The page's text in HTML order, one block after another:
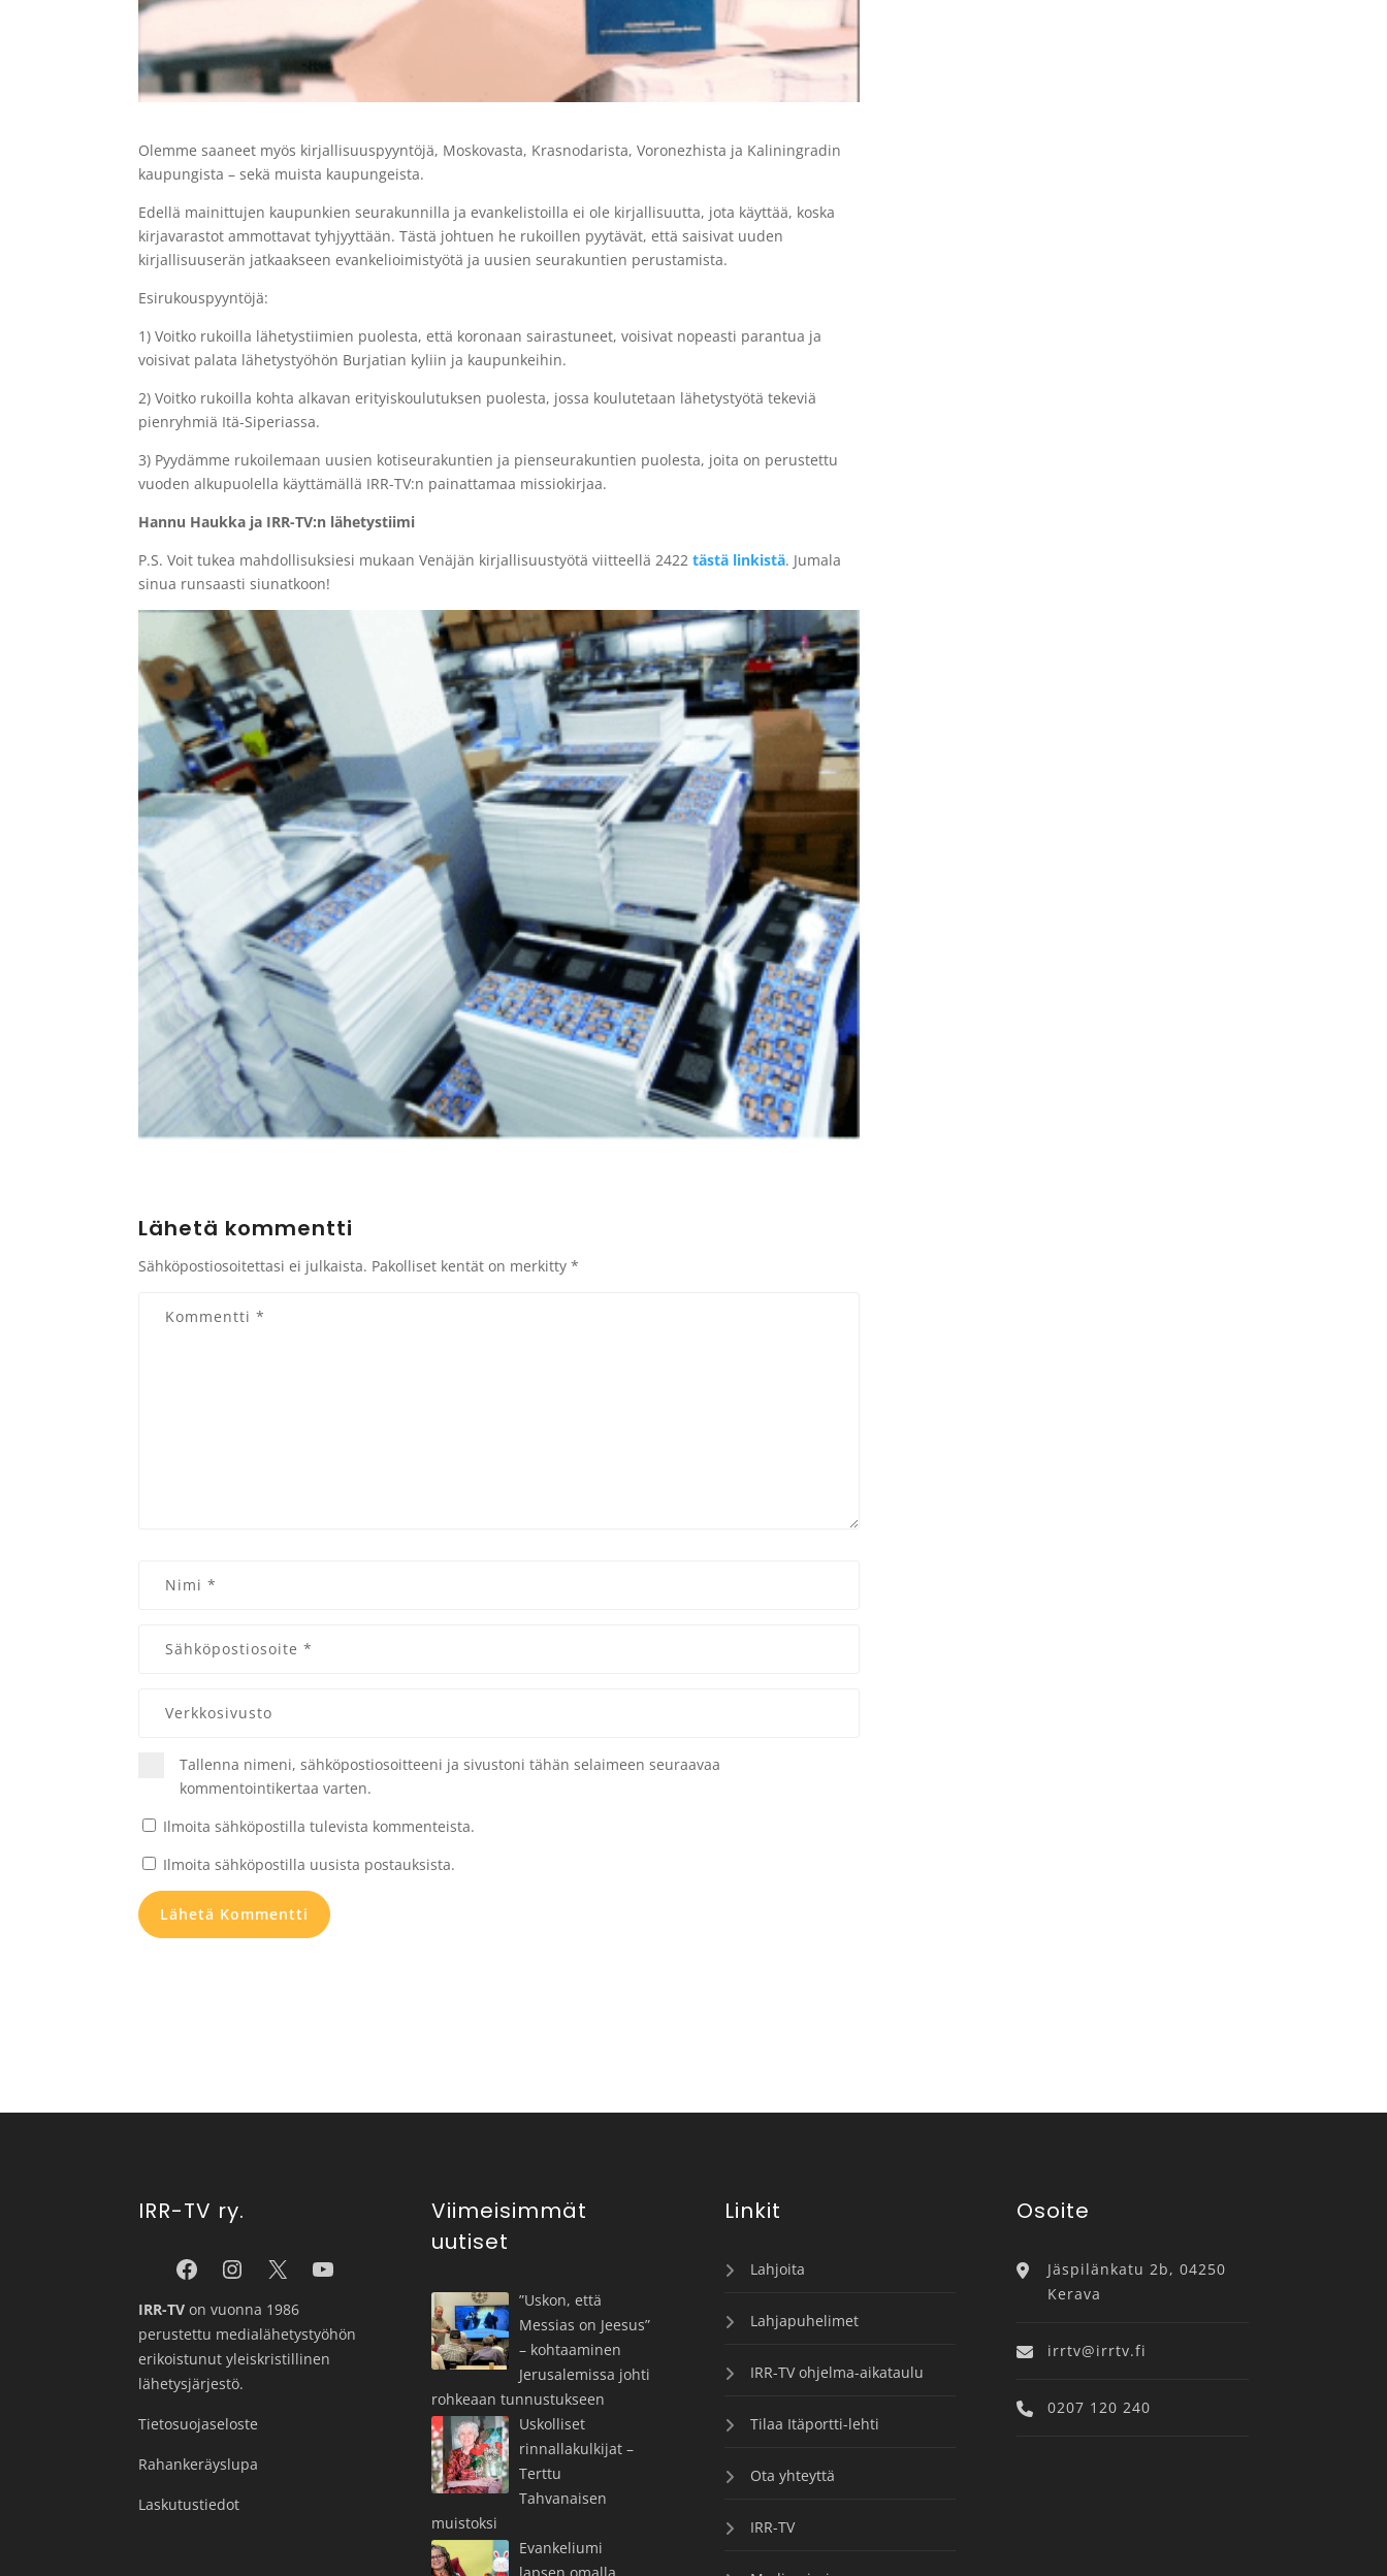
Olemme saaneet myös kirjallisuuspyyntöjä, Moskovasta, Krasnodarista, Voronezhista ja Kaliningradin
kaupungista – sekä muista kaupungeista.
Edellä mainittujen kaupunkien seurakunnilla ja evankelistoilla ei ole kirjallisuutta, jota käyttää, koska
kirjavarastot ammottavat tyhjyyttään. Tästä johtuen he rukoillen pyytävät, että saisivat uuden
kirjallisuuserän jatkaakseen evankelioimistyötä ja uusien seurakuntien perustamista.
Esirukouspyyntöjä:
1) Voitko rukoilla lähetystiimien puolesta, että koronaan sairastuneet, voisivat nopeasti parantua ja
voisivat palata lähetystyöhön Burjatian kyliin ja kaupunkeihin.
2) Voitko rukoilla kohta alkavan erityiskoulutuksen puolesta, jossa koulutetaan lähetystyötä tekeviä
pienryhmiä Itä-Siperiassa.
3) Pyydämme rukoilemaan uusien kotiseurakuntien ja pienseurakuntien puolesta, joita on perustettu
vuoden alkupuolella käyttämällä IRR-TV:n painattamaa missiokirjaa.
Hannu Haukka ja IRR-TV:n lähetystiimi
P.S. Voit tukea mahdollisuksiesi mukaan Venäjän kirjallisuustyötä viitteellä 2422tästä linkistä. Jumala
sinua runsaasti siunatkoon!
Lähetä kommentti
Sähköpostiosoitettasi ei julkaista. Pakolliset kentät on merkitty*
Tallenna nimeni, sähköpostiosoitteeni ja sivustoni tähän selaimeen seuraavaa
kommentointikertaa varten.
Ilmoita sähköpostilla tulevista kommenteista.
Ilmoita sähköpostilla uusista postauksista.
IRR-TV ry.
IRR-TV on vuonna 1986
perustettu medialähetystyöhön
erikoistunut yleiskristillinen
lähetysjärjestö.
Tietosuojaseloste
Rahankeräyslupa
Laskutustiedot
Viimeisimmät
uutiset
”Uskon, että
Messias on Jeesus”
– kohtaaminen
Jerusalemissa johti
rohkeaan tunnustukseen
Uskolliset
rinnallakulkijat –
Terttu
Tahvanaisen
muistoksi
Evankeliumi
Linkit
Lahjoita
Lahjapuhelimet
IRR-TV ohjelma-aikataulu
Tilaa Itäportti-lehti
Ota yhteyttä
IRR-TV
Osoite
Jäspilänkatu 2b, 04250
Kerava
irrtv@irrtv.fi
0207 120 240